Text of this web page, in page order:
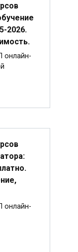
2026.
онлайн-
онлайн-